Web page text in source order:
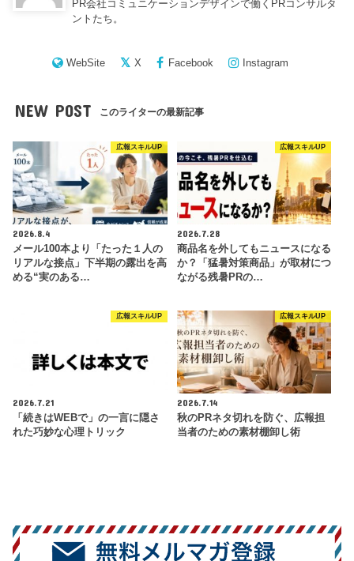
PR会社コミュニケーションデザインで働くPRコンサルタ
ントたち。
WebSite X Facebook Instagram
NEW POST このライターの最新記事
広報スキルUP
2026.8.4
メール100本より「たった１人の
リアルな接点」下半期の露出を高
める“実のある…
広報スキルUP
2026.7.28
商品名を外してもニュースになる
か？「猛暑対策商品」が取材につ
ながる残暑PRの…
広報スキルUP
2026.7.21
「続きはWEBで」の一言に隠さ
れた巧妙な心理トリック
広報スキルUP
2026.7.14
秋のPRネタ切れを防ぐ、広報担
当者のための素材棚卸し術